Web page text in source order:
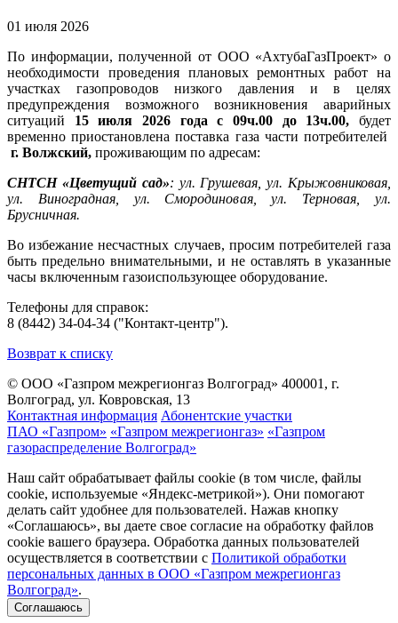
01 июля 2026
По информации, полученной от ООО «АхтубаГазПроект» о
необходимости проведения плановых ремонтных работ на
участках газопроводов низкого давления и в целях
предупреждения возможного возникновения аварийных
ситуаций 15 июля 2026 года с 09ч.00 до 13ч.00, будет
временно приостановлена поставка газа части потребителей
г. Волжский, проживающим по адресам:
СНТСН «Цветущий сад»: ул. Грушевая, ул. Крыжовниковая,
ул. Виноградная, ул. Смородиновая, ул. Терновая, ул.
Брусничная.
Во избежание несчастных случаев, просим потребителей газа
быть предельно внимательными, и не оставлять в указанные
часы включенным газоиспользующее оборудование.
Телефоны для справок:
8 (8442) 34-04-34 ("Контакт-центр").
Возврат к списку
© ООО «Газпром межрегионгаз Волгоград» 400001, г.
Волгоград, ул. Ковровская, 13
Контактная информация Абонентские участки
ПАО «Газпром» «Газпром межрегионгаз» «Газпром
газораспределение Волгоград»
Наш сайт обрабатывает файлы cookie (в том числе, файлы
cookie, используемые «Яндекс-метрикой»). Они помогают
делать сайт удобнее для пользователей. Нажав кнопку
«Соглашаюсь», вы даете свое согласие на обработку файлов
cookie вашего браузера. Обработка данных пользователей
осуществляется в соответствии с Политикой обработки
персональных данных в ООО «Газпром межрегионгаз
Волгоград».
Соглашаюсь